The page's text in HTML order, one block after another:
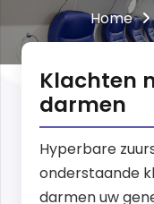
Home
Klachten
darmen
Hyperbare
onderstaande
darmen uw